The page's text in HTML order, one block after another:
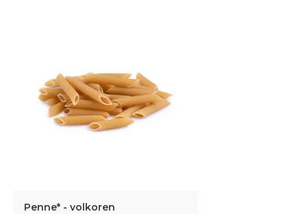
Penne* - volkoren